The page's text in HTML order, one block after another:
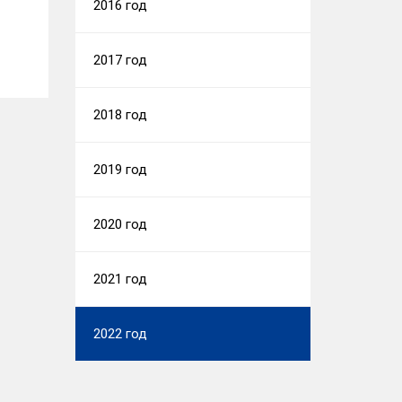
2016 год
2017 год
2018 год
2019 год
2020 год
2021 год
2022 год